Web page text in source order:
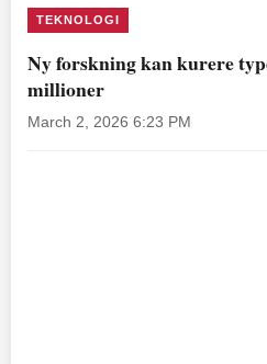
TEKNOLOGI
Ny forskning kan kurere
millioner
March 2, 2026 6:23 PM